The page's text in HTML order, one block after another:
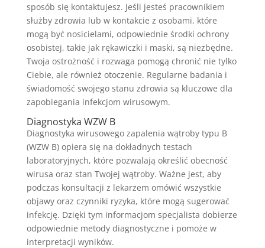
sposób się kontaktujesz. Jeśli jesteś pracownikiem
służby zdrowia lub w kontakcie z osobami, które
mogą być nosicielami, odpowiednie środki ochrony
osobistej, takie jak rękawiczki i maski, są niezbędne.
Twoja ostrożność i rozwaga pomogą chronić nie tylko
Ciebie, ale również otoczenie. Regularne badania i
świadomość swojego stanu zdrowia są kluczowe dla
zapobiegania infekcjom wirusowym.
Diagnostyka WZW B
Diagnostyka wirusowego zapalenia wątroby typu B
(WZW B) opiera się na dokładnych testach
laboratoryjnych, które pozwalają określić obecność
wirusa oraz stan Twojej wątroby. Ważne jest, aby
podczas konsultacji z lekarzem omówić wszystkie
objawy oraz czynniki ryzyka, które mogą sugerować
infekcję. Dzięki tym informacjom specjalista dobierze
odpowiednie metody diagnostyczne i pomoże w
interpretacji wyników.